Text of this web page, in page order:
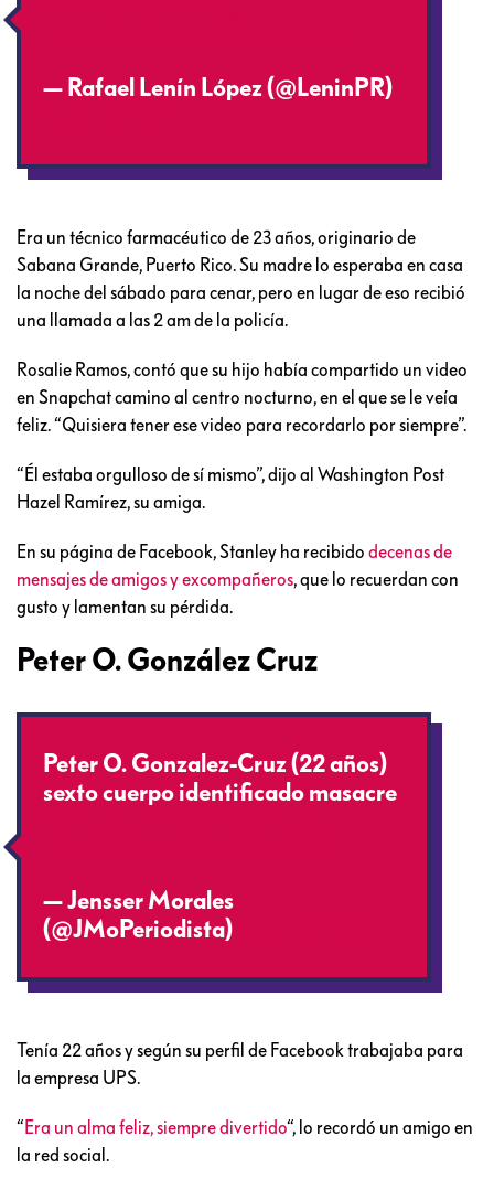
— Rafael Lenín López (@LeninPR)
Era un técnico farmacéutico de 23 años, originario de
Sabana Grande, Puerto Rico. Su madre lo esperaba en casa
la noche del sábado para cenar, pero en lugar de eso recibió
una llamada a las 2 am de la policía.
Rosalie Ramos, contó que su hijo había compartido un video
en Snapchat camino al centro nocturno, en el que se le veía
feliz. “Quisiera tener ese video para recordarlo por siempre”.
“Él estaba orgulloso de sí mismo”, dijo al Washington Post
Hazel Ramírez, su amiga.
En su página de Facebook, Stanley ha recibido decenas de
mensajes de amigos y excompañeros, que lo recuerdan con
gusto y lamentan su pérdida.
Peter O. González Cruz
Peter O. Gonzalez-Cruz (22 años)
sexto cuerpo identificado masacre
— Jensser Morales
(@JMoPeriodista)
Tenía 22 años y según su perfil de Facebook trabajaba para
la empresa UPS.
“ Era un alma feliz, siempre divertido“, lo recordó un amigo en
la red social.